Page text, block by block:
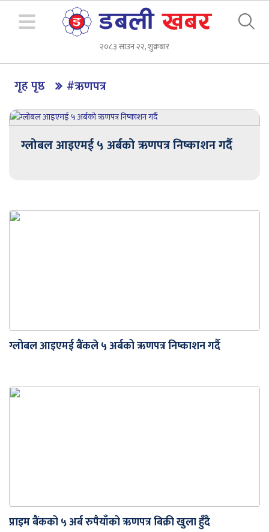
२०८३ साउन २२, शुक्रबार
गृह पृष्ठ #ऋणपत्र
ग्लोबल आइएमई ५ अर्बको ऋणपत्र निष्काशन गर्दै
ग्लोबल आइएमई बैंकले ५ अर्बको ऋणपत्र निष्काशन गर्दै
प्राइम बैंकको ५ अर्ब रुपैयाँको ऋणपत्र बिक्री खुला हुँदै